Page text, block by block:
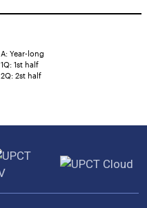
A: Year-long
1Q: 1st half
2Q: 2st half